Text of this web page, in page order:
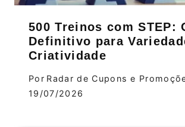
500 Treinos com STEP:
Definitivo para
Criatividade
Por Radar de Cupons e
19/07/2026